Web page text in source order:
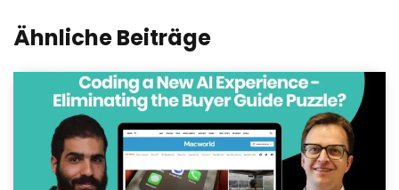
Ähnliche Beiträge